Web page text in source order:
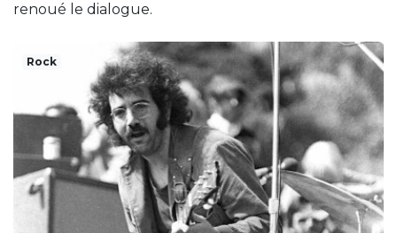
renoué le dialogue.
Rock